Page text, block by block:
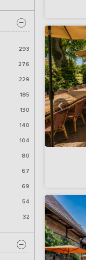
293
276
229
185
130
140
104
80
67
69
54
32